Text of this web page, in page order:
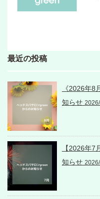
最近の投稿
《2026年
知らせ
【2026年
知らせ